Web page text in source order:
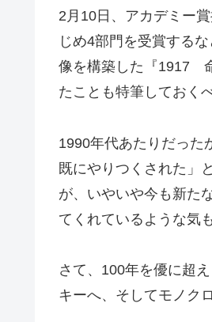
2月10日、アカデミー
じめ4部門を受賞する
像を構築した『1917
たことも特筆しておく
1990年代あたりだった
既にやりつくされた」
が、いやいや今も新た
てくれているような気
さて、100年を優に超
キーへ、そしてモノク